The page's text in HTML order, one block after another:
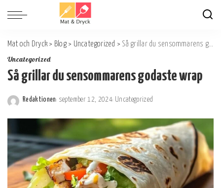
Mat och Dryck > Blog> Uncategorized > Så grillar du sensommarens godaste wrap
Uncategorized
Så grillar du sensommarens godaste wrap
av
Redaktionen september 12, 2024 Uncategorized